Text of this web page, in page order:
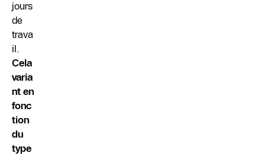
jours
de
trava
il.
Cela
varia
nt en
fonc
tion
du
type